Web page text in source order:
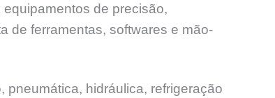
de precisão,
de ferramentas, softwares e mão-
hidráulica, refrigeração